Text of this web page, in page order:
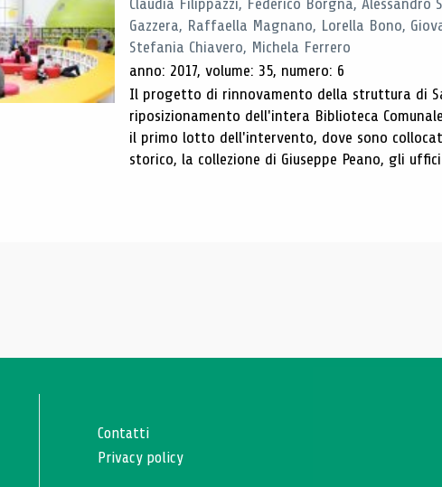
Claudia Filippazzi, Federico Borgna, Alessandro
Gazzera, Raffaella Magnano, Lorella Bono,
Stefania Chiavero, Michela Ferrero
anno: 2017, volume: 35, numero: 6
Il progetto di rinnovamento della struttura di
riposizionamento dell'intera Biblioteca
il primo lotto dell'intervento, dove sono
storico, la collezione di Giuseppe Peano, gli
Contatti
Privacy policy